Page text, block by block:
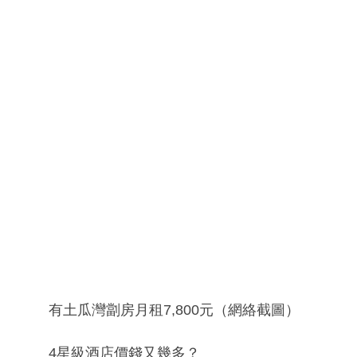
有土瓜灣劏房月租7,800元（網絡截圖）
4星級酒店價錢又幾多？